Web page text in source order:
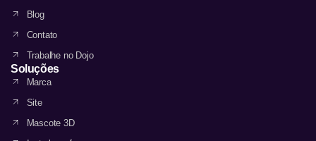
Blog
Contato
Trabalhe no Dojo
Soluções
Marca
Site
Mascote 3D